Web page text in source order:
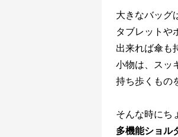
大きなバッグ
タブレットや
出来れば傘も
小物は、スッ
持ち歩くもの
そんな時にち
多機能ショル